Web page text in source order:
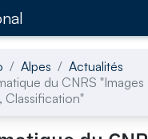
Alpes
Actualités
du CNRS
Classification"